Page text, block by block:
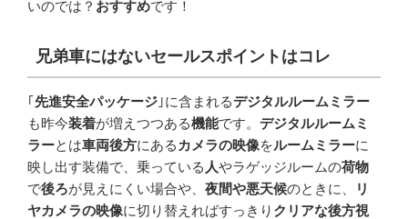
いのでは？ おすすめです！
兄弟車にはないセールスポイントはコレ
｢先進安全パッケージ ｣に含まれるデジタルルームミラー
も昨今装着が増えつつある機能です。 デジタルルームミ
ラーとは車両後方にある カメラの映像をルームミラーに
映し出す装備で、乗っている 人やラゲッジルームの荷物
で後ろが見えにくい場合や、 夜間や悪天候のときに、
リ
ヤカメラの映像に切り替えればすっきり クリアな後方視